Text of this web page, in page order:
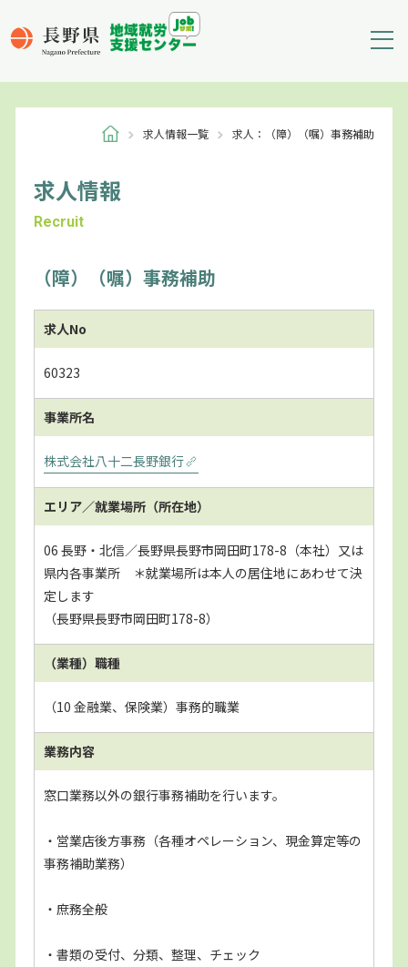
求人情報一覧 求人：（障）（嘱）事務補助
求人情報
Recruit
（障）（嘱）事務補助
求人No
60323
事業所名
株式会社八十二長野銀行
エリア／就業場所（所在地）
06 長野・北信／長野県長野市岡田町178-8（本社）又は
県内各事業所 ＊就業場所は本人の居住地にあわせて決
定します
（長野県長野市岡田町178-8）
（業種）職種
（10 金融業、保険業）事務的職業
業務内容
窓口業務以外の銀行事務補助を行います。
・営業店後方事務（各種オペレーション、現金算定等の
事務補助業務）
・庶務全般
・書類の受付、分類、整理、チェック